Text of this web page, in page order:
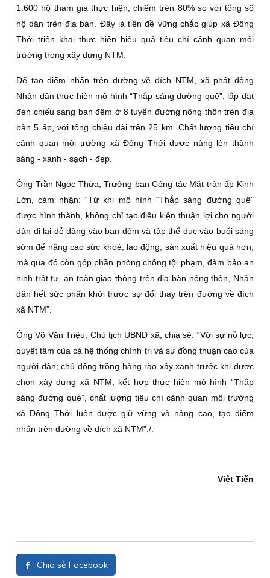
1.600 hộ tham gia thực hiện, chiếm trên 80% so với tổng số
hộ dân trên địa bàn. Ðây là tiền đề vững chắc giúp xã Ðông
Thới triển khai thực hiện hiệu quả tiêu chí cảnh quan môi
trường trong xây dựng NTM.
Ðể tạo điểm nhấn trên đường về đích NTM, xã phát động
Nhân dân thực hiện mô hình “Thắp sáng đường quê”, lắp đặt
đèn chiếu sáng ban đêm ở 8 tuyến đường nông thôn trên địa
bàn 5 ấp, với tổng chiều dài trên 25 km. Chất lượng tiêu chí
cảnh quan môi trường xã Ðông Thới được nâng lên thành
sáng - xanh - sạch - đẹp.
Ông Trần Ngọc Thừa, Trưởng ban Công tác Mặt trận ấp Kinh
Lớn, cảm nhận: “Từ khi mô hình “Thắp sáng đường quê”
được hình thành, không chỉ tạo điều kiện thuận lợi cho người
dân đi lại dễ dàng vào ban đêm và tập thể dục vào buổi sáng
sớm để nâng cao sức khoẻ, lao động, sản xuất hiệu quả hơn,
mà qua đó còn góp phần phòng chống tội phạm, đảm bảo an
ninh trật tự, an toàn giao thông trên địa bàn nông thôn, Nhân
dân hết sức phấn khởi trước sự đổi thay trên đường về đích
xã NTM”.
Ông Võ Văn Triệu, Chủ tịch UBND xã, chia sẻ: “Với sự nỗ lực,
quyết tâm của cả hệ thống chính trị và sự đồng thuận cao của
người dân; chủ động trồng hàng rào xây xanh trước khi được
chọn xây dựng xã NTM, kết hợp thực hiện mô hình “Thắp
sáng đường quê”, chất lượng tiêu chí cảnh quan môi trường
xã Ðông Thới luôn được giữ vững và nâng cao, tạo điểm
nhấn trên đường về đích xã NTM”./.
Việt Tiến
Chia sẻ Facebook